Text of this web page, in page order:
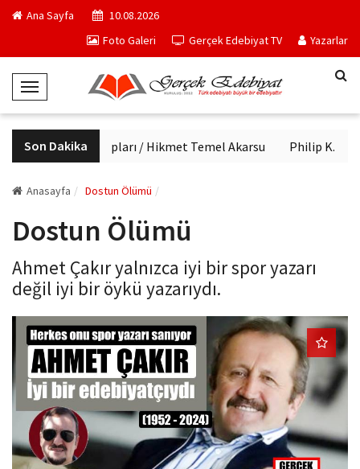
Ana Sayfa
10.08.2026
Foto Galeri
Gerçek Edebiyat TV Yazarlar
T
o
g
g
e
a
i
g
a
t
i
o
n
Son Dakika
Haftanın kitapları / Hikmet Temel Akarsu Philip K.
Anasayfa Dostun Ölümü
Dostun Ölümü
Ahmet Çakır yalnızca iyi bir spor yazarı
değil iyi bir öykü yazarıydı.